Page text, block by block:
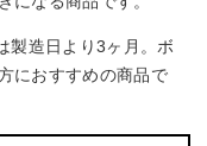
製造日より3ヶ月。ボ
におすすめの商品で